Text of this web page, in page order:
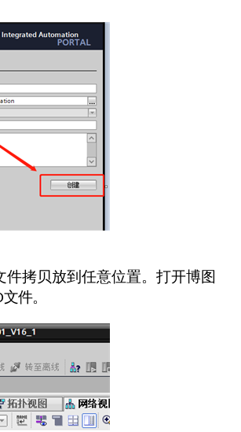
件拷贝放到任意位置。打开博图
文件。